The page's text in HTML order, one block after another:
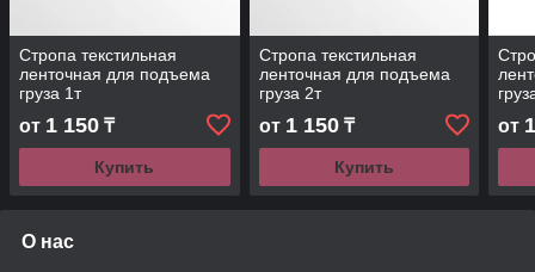
Стропа текстильная
ленточная для подъема
груза 1т
от 1 150 ₸
Купить
Стропа текстильная
ленточная для подъема
груза 2т
от 1 150₸
Купить
от
О нас